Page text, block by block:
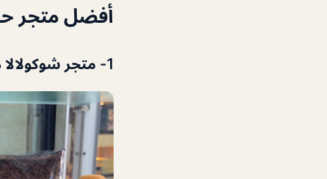
أفضل متجر
1- متجر شوكولالا دبي